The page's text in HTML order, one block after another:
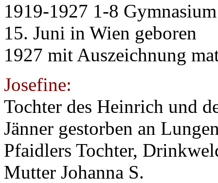
1919-1927 1-8
15. Juni in Wien geboren
1927 mit Auszeichnung
Josefine:
Tochter des Heinrich und
Jänner gestorben an
Pfaidlers Tochter,
Mutter Johanna S.